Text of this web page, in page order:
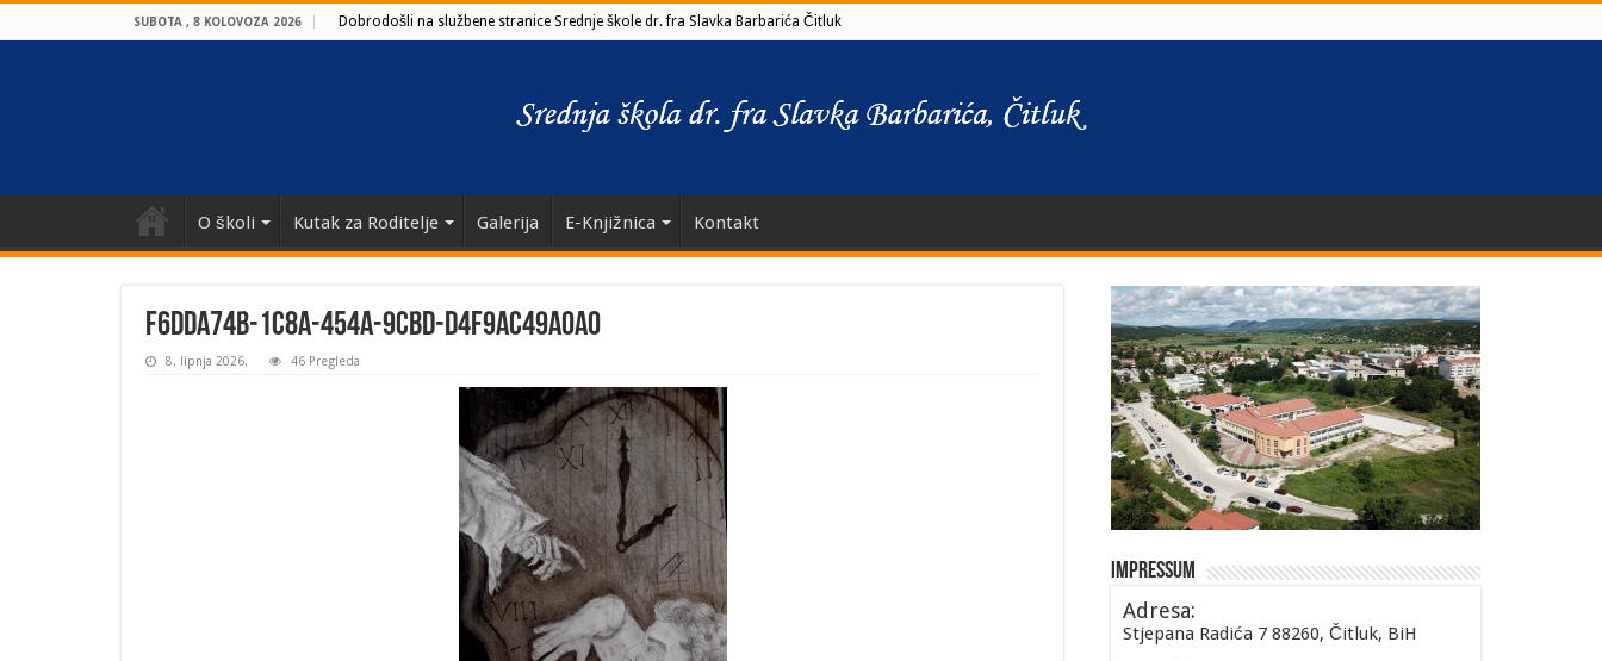
SUBOTA , 8 KOLOVOZA 2026 Dobrodošli na službene stranice Srednje škole dr. fra Slavka Barbarića Čitluk
O školi Kutak za Roditelje Galerija E-Knjižnica Kontakt
f6dda74b-1c8a-454a-9cbd-d4f9ac49a0a0
8. lipnja 2026. 46 Pregleda
Impressum
Adresa:
Stjepana Radića 7 88260, Čitluk, BiH